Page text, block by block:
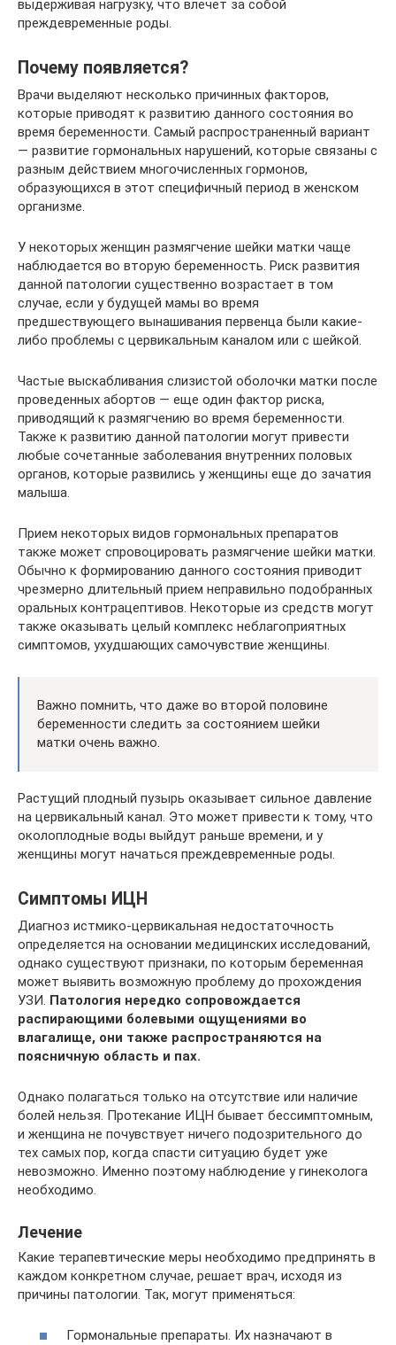
выдерживая нагрузку, что влечет за собой
преждевременные роды.
Почему появляется?
Врачи выделяют несколько причинных факторов,
которые приводят к развитию данного состояния во
время беременности. Самый распространенный вариант
— развитие гормональных нарушений, которые связаны с
разным действием многочисленных гормонов,
образующихся в этот специфичный период в женском
организме.
У некоторых женщин размягчение шейки матки чаще
наблюдается во вторую беременность. Риск развития
данной патологии существенно возрастает в том
случае, если у будущей мамы во время
предшествующего вынашивания первенца были какие-
либо проблемы с цервикальным каналом или с шейкой.
Частые выскабливания слизистой оболочки матки после
проведенных абортов — еще один фактор риска,
приводящий к размягчению во время беременности.
Также к развитию данной патологии могут привести
любые сочетанные заболевания внутренних половых
органов, которые развились у женщины еще до зачатия
малыша.
Прием некоторых видов гормональных препаратов
также может спровоцировать размягчение шейки матки.
Обычно к формированию данного состояния приводит
чрезмерно длительный прием неправильно подобранных
оральных контрацептивов. Некоторые из средств могут
также оказывать целый комплекс неблагоприятных
симптомов, ухудшающих самочувствие женщины.
Важно помнить, что даже во второй половине
беременности следить за состоянием шейки
матки очень важно.
Растущий плодный пузырь оказывает сильное давление
на цервикальный канал. Это может привести к тому, что
околоплодные воды выйдут раньше времени, и у
женщины могут начаться преждевременные роды.
Симптомы ИЦН
Диагноз истмико-цервикальная недостаточность
определяется на основании медицинских исследований,
однако существуют признаки, по которым беременная
может выявить возможную проблему до прохождения
УЗИ. Патология нередко сопровождается
распирающими болевыми ощущениями во
влагалище, они также распространяются на
поясничную область и пах.
Однако полагаться только на отсутствие или наличие
болей нельзя. Протекание ИЦН бывает бессимптомным,
и женщина не почувствует ничего подозрительного до
тех самых пор, когда спасти ситуацию будет уже
невозможно. Именно поэтому наблюдение у гинеколога
необходимо.
Лечение
Какие терапевтические меры необходимо предпринять в
каждом конкретном случае, решает врач, исходя из
причины патологии. Так, могут применяться:
Гормональные препараты. Их назначают в